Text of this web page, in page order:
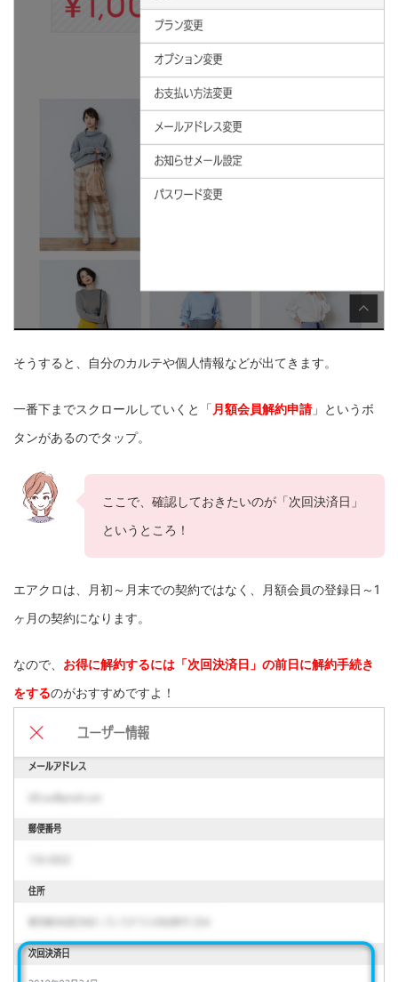
そうすると、自分のカルテや個人情報などが出てきます。
一番下までスクロールしていくと「 月額会員解約申請」というボ
タンがあるのでタップ。
ここで、確認しておきたいのが「次回決済日」
というところ！
エアクロは、月初～月末での契約ではなく、月額会員の登録日～1
ヶ月の契約になります。
なので、 お得に解約するには「次回決済日」の前日に解約手続き
をするのがおすすめですよ！